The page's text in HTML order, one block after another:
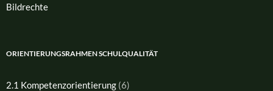
Bildrechte
ORIENTIERUNGSRAHMEN SCHULQUALITÄT
2.1 Kompetenzorientierung (6)